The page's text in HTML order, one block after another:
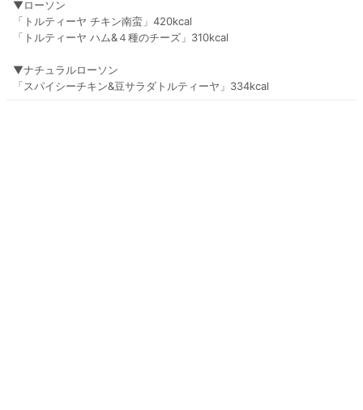
▼ローソン
「トルティーヤ チキン南蛮」420kcal
「トルティーヤ ハム&４種のチーズ」310kcal
▼ナチュラルローソン
「スパイシーチキン&豆サラダトルティーヤ」334kcal